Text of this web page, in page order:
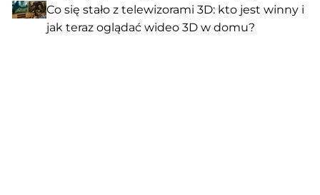
Co się stało z telewizorami 3D: kto jest winny i
jak teraz oglądać wideo 3D w domu?